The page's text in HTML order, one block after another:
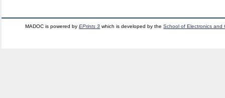
MADOC is powered byEPrints 3 which is developed by theSchool of Electronics and